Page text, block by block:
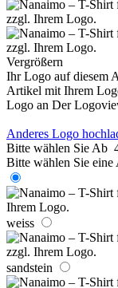
Vergrößern
Ihr Logo auf diesem
Artikel mit Ihrem
Logo an Der
Anderes Logo
Bitte wählen Sie Ab
Bitte wählen Sie eine
weiss
sandstein